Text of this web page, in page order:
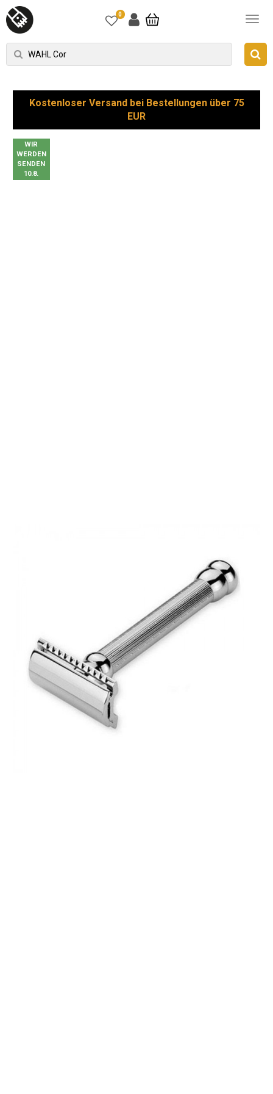
0
Kostenloser Versand bei Bestellungen über 75
EUR
WIR
WERDEN
SENDEN
10.8.